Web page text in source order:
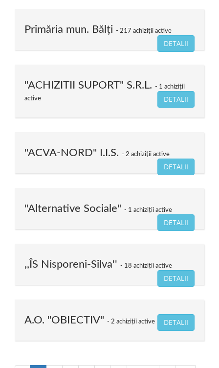
Primăria mun. Bălți 217 achiziții active
DETALII
"ACHIZITII SUPORT" S.R.L.
1 achiziții
active
DETALII
"ACVA-NORD" I.I.S. 2 achiziții active
DETALII
"Alternative Sociale" 1 achiziții active
DETALII
,,ÎS Nisporeni-Silva'' 18 achiziții active
DETALII
A.O. "OBIECTIV" 2 achiziții active DETALII